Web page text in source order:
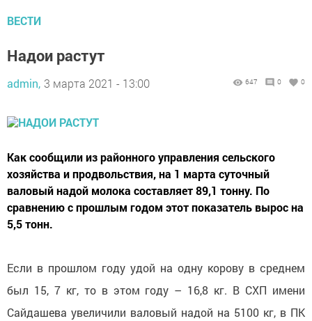
ВЕСТИ
Надои растут
admin, 3 марта 2021 - 13:00 647 0 0
Как сообщили из районного управления сельского
хозяйства и продвольствия, на 1 марта суточный
валовый надой молока составляет 89,1 тонну. По
сравнению с прошлым годом этот показатель вырос на
5,5 тонн.
Если в прошлом году удой на одну корову в среднем
был 15, 7 кг, то в этом году – 16,8 кг. В СХП имени
Сайдашева увеличили валовый надой на 5100 кг, в ПК